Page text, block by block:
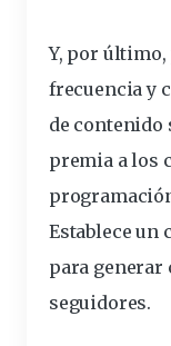
Y, por
frecuencia y
de contenido
premia a los
Establece un
para generar
seguidores.